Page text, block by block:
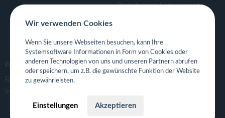
Bestellsystem Lieferung und
Eigene App für Restaurant
FOLGE UNS
Facebook
Instagram
Wir verwenden Cookies
Wenn Sie unsere Webseiten besuchen, kann Ihre
Systemsoftware Informationen in Form von Cookies oder
anderen Technologien von uns und unseren Partnern abrufen
oder speichern, um z.B. die gewünschte Funktion der Website
zu gewährleisten.
Einstellungen Akzeptieren